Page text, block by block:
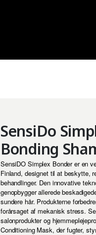
SensiDo
Bonding
SensiDO Simplex Bonder er en
Finland, designet til at beskytte,
behandlinger. Den innovative
genopbygger allerede
sundere hår. Produkterne
forårsaget af mekanisk stress.
salonprodukter og
Conditioning Mask, der fugter,